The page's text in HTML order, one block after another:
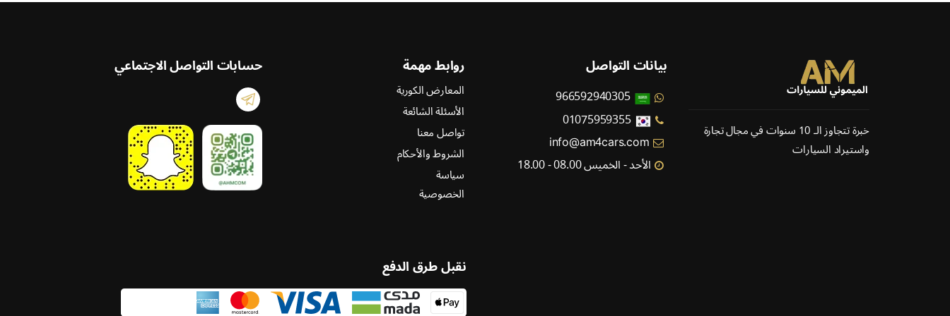
خبرة تتجاوز الـ 10 سنوات في مجال تجارة
واستيراد السيارات
بيانات التواصل
966592940305
01075959355
info@am4cars.com
الأحد - الخميس 08.00 - 18.00
روابط مهمة
المعارض الكورية
الأسئلة الشائعة
تواصل معنا
الشروط والأحكام
سياسة
الخصوصية
حسابات التواصل الاجتماعي
نقبل طرق الدفع